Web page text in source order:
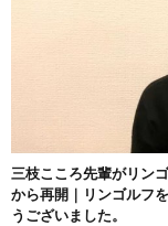
三枝こころ先輩がリン
から再開｜リンゴルフ
うございました。